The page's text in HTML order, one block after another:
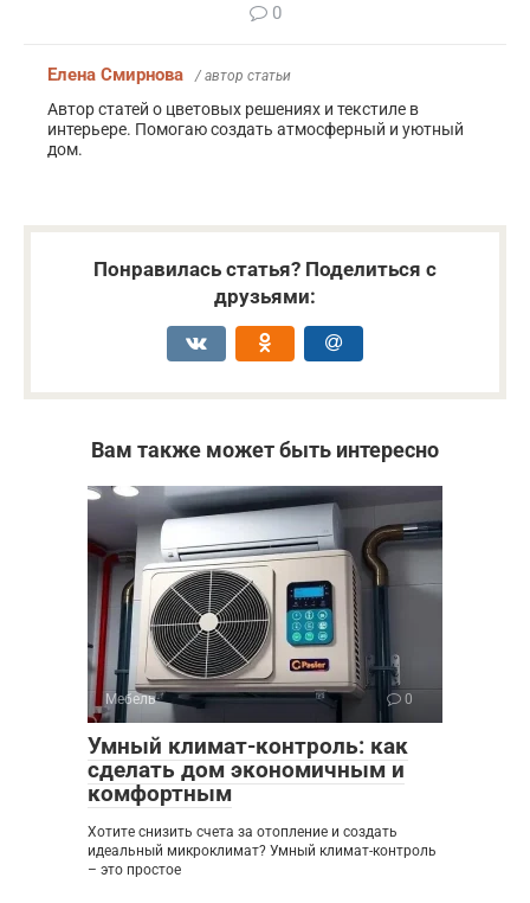
0
Елена Смирнова / автор статьи
Автор статей о цветовых решениях и текстиле в
интерьере. Помогаю создать атмосферный и уютный
дом.
Понравилась статья? Поделиться с
друзьями:
Вам также может быть интересно
Мебель 0
Умный климат-контроль: как
сделать дом экономичным и
комфортным
Хотите снизить счета за отопление и создать
идеальный микроклимат? Умный климат-контроль
– это простое